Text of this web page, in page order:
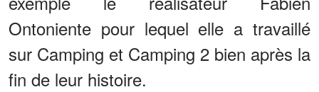
Ontoniente pour lequel elle a travaillé
sur Camping et Camping 2 bien après la
fin de leur histoire.